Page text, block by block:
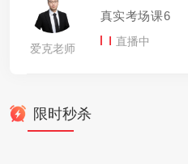
爱克老师
真实考场课6
直播中
限时秒杀